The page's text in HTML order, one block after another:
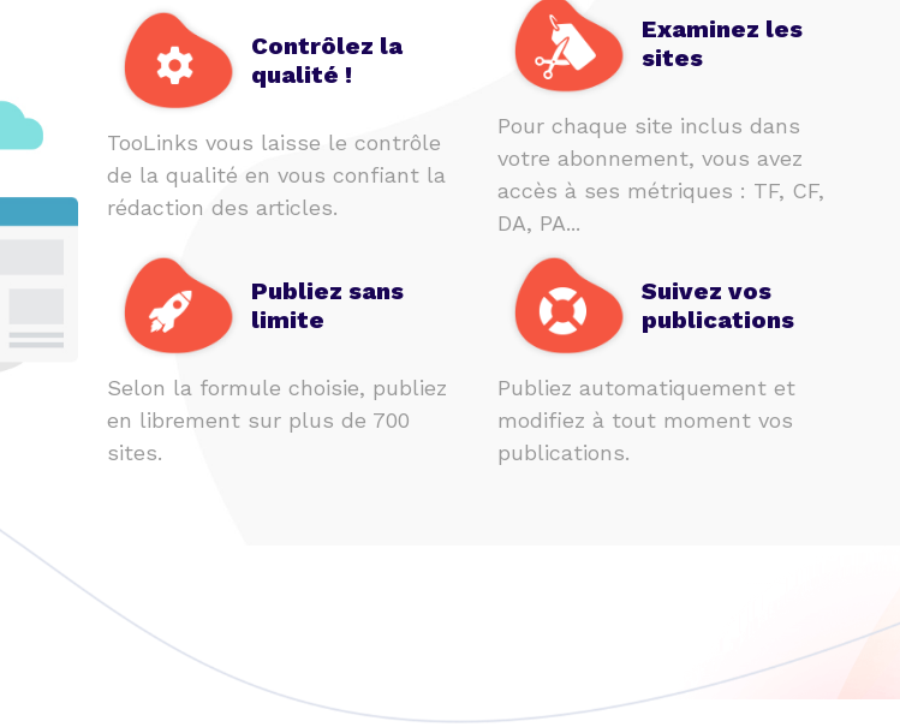
Contrôlez la
qualité !
TooLinks vous laisse le contrôle
de la qualité en vous confiant la
rédaction des articles.
Examinez les
sites
Pour chaque site inclus dans
votre abonnement, vous avez
accès à ses métriques : TF, CF,
DA, PA...
Publiez sans
limite
Selon la formule choisie, publiez
en librement sur plus de 700
sites.
Suivez vos
publications
Publiez automatiquement et
modifiez à tout moment vos
publications.